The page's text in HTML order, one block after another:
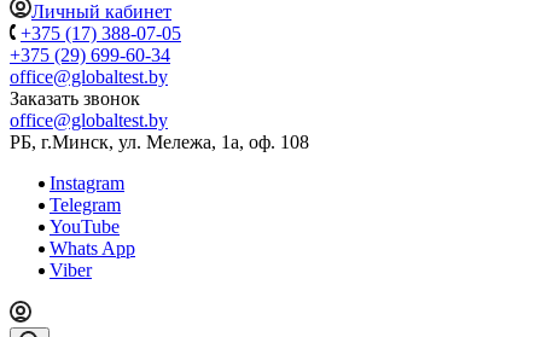
Личный кабинет
+375 (17) 388-07-05
+375 (29) 699-60-34
office@globaltest.by
Заказать звонок
office@globaltest.by
РБ, г.Минск, ул. Мележа, 1а, оф. 108
Instagram
Telegram
YouTube
Whats App
Viber